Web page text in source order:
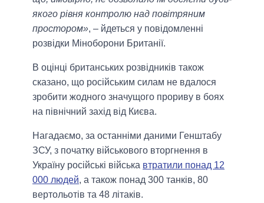
якого рівня контролю над повітряним
простором», – йдеться у повідомленні
розвідки Міноборони Британії.
В оцінці британських розвідників також
сказано, що російським силам не вдалося
зробити жодного значущого прориву в боях
на північний захід від Києва.
Нагадаємо, за останніми даними Генштабу
ЗСУ, з початку військового вторгнення в
Україну російські війська втратили понад 12
000 людей, а також понад 300 танків, 80
вертольотів та 48 літаків.